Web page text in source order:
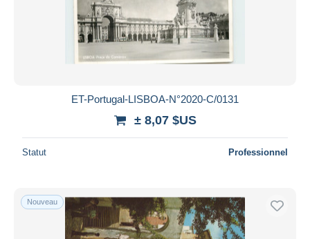
ET-Portugal-LISBOA-N°2020-C/0131
± 8,07 $US
Statut Professionnel
Nouveau